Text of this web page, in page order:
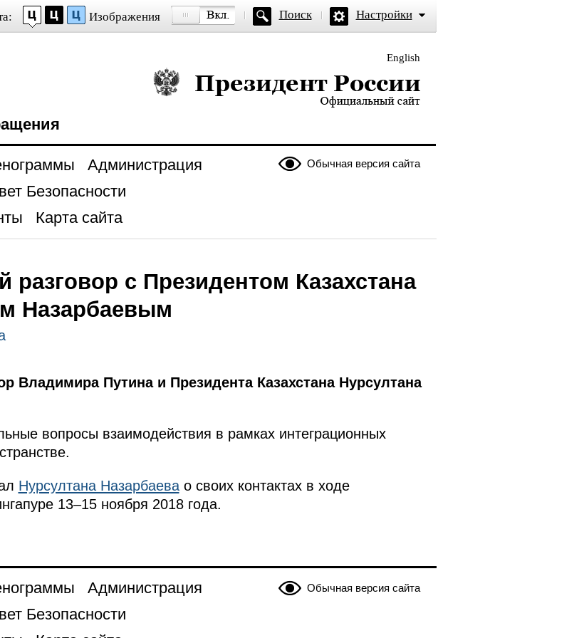
Изображения Поиск Настройки
English
Президент России — официальный сайт
Обычная версия сайта
Администрация
Безопасности
Карта сайта
с Президентом Казахстана
Назарбаевым
Владимира Путина и Президента Казахстана Нурсултана
вопросы взаимодействия в рамках интеграционных
Нурсултана Назарбаевао своих контактах в ходе
13–15 ноября 2018 года.
Обычная версия сайта
Администрация
Безопасности